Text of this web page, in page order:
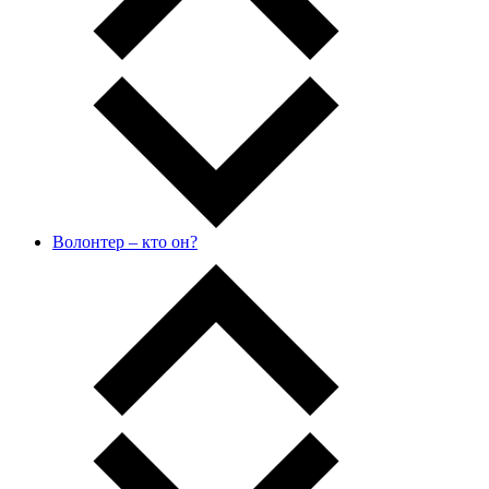
Волонтер – кто он?